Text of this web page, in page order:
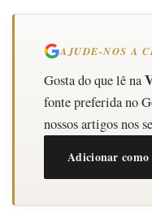
AJUDE-NOS A
Gosta do que lê na
fonte preferida no
nossos artigos nos
Adicionar